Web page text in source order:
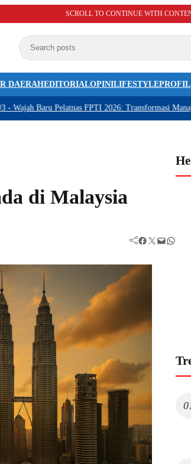
SCROLL TO CONTINUE WITH
DAERAHEDITORIALOPINILIFESTYLEPROFIL
Baru Pelatnas FPTI 2026: Transformasi
di Malaysia
Facebook Twitter Mail WhatsApp